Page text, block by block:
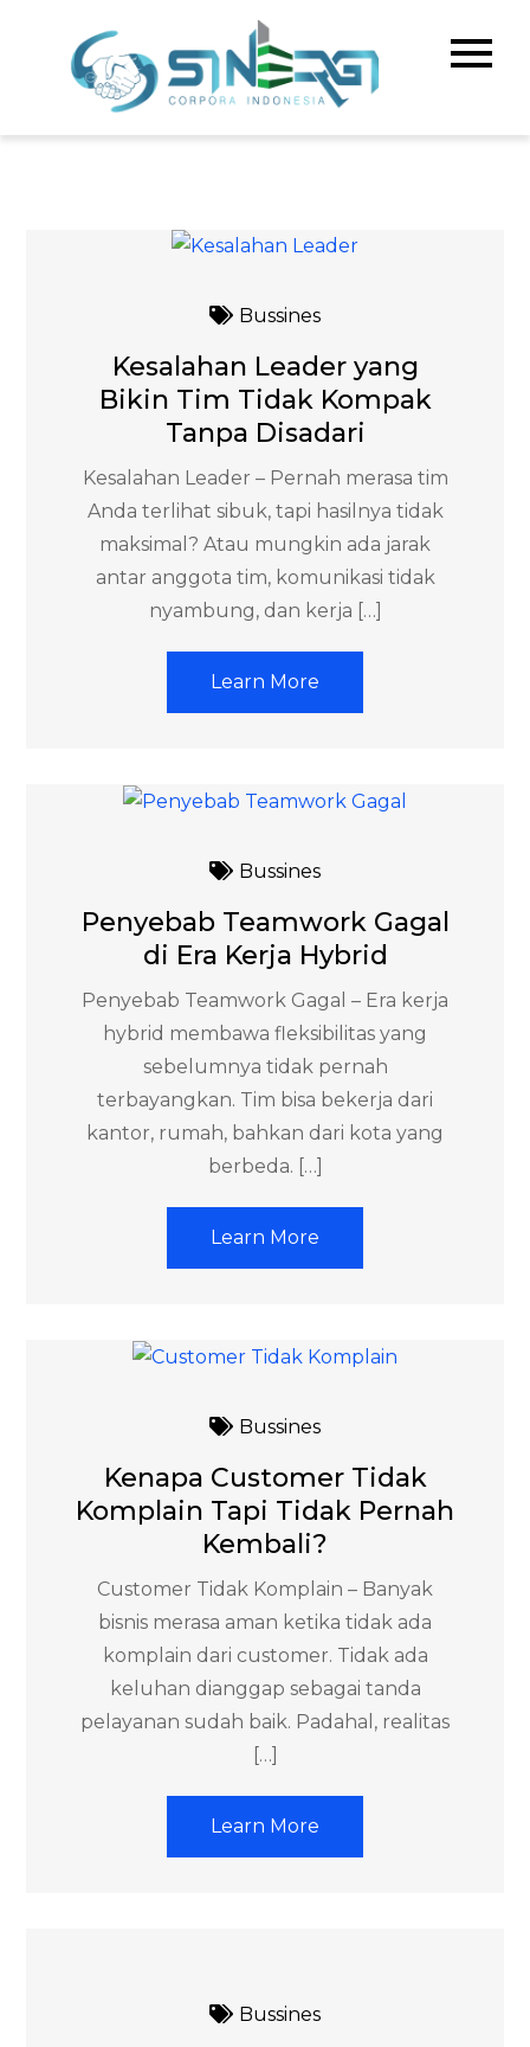
content
Bussines
Kesalahan Leader yang
Bikin Tim Tidak Kompak
Tanpa Disadari
Kesalahan Leader – Pernah merasa tim
Anda terlihat sibuk, tapi hasilnya tidak
maksimal? Atau mungkin ada jarak
antar anggota tim, komunikasi tidak
nyambung, dan kerja […]
Learn More
Bussines
Penyebab Teamwork Gagal
di Era Kerja Hybrid
Penyebab Teamwork Gagal – Era kerja
hybrid membawa fleksibilitas yang
sebelumnya tidak pernah
terbayangkan. Tim bisa bekerja dari
kantor, rumah, bahkan dari kota yang
berbeda. […]
Learn More
Bussines
Kenapa Customer Tidak
Komplain Tapi Tidak Pernah
Kembali?
Customer Tidak Komplain – Banyak
bisnis merasa aman ketika tidak ada
komplain dari customer. Tidak ada
keluhan dianggap sebagai tanda
pelayanan sudah baik. Padahal, realitas
[…]
Learn More
Bussines